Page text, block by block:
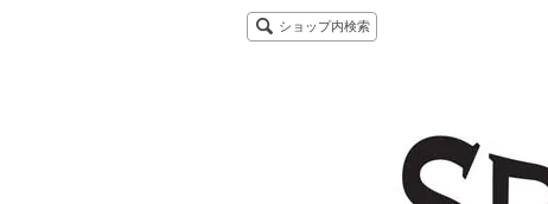
ショップ内検索